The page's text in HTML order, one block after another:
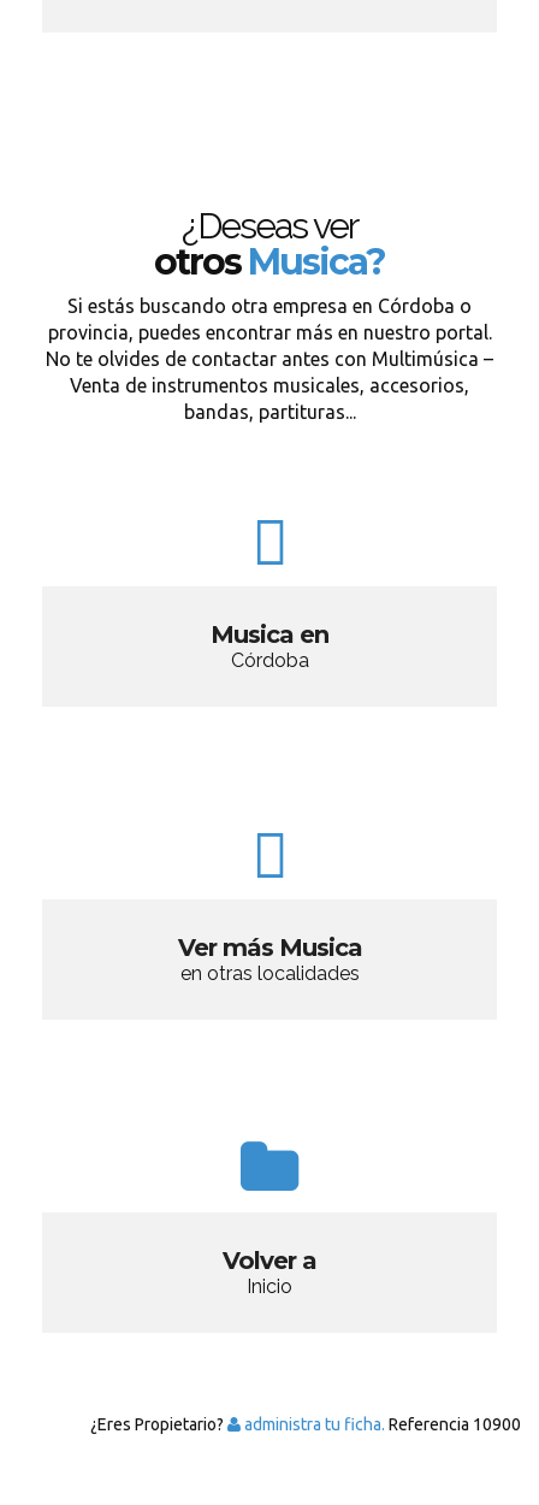
¿Deseas ver
otrosMusica?
Si estás buscando otra empresa en Córdoba o
provincia, puedes encontrar más en nuestro portal.
No te olvides de contactar antes con Multimúsica –
Venta de instrumentos musicales, accesorios,
bandas, partituras...
Musica en
Córdoba
Ver más Musica
en otras localidades
Volver a
Inicio
¿Eres Propietario? administra tu ficha. Referencia 10900